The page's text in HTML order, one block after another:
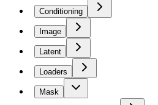
Conditioning
Image
Latent
Loaders
Mask